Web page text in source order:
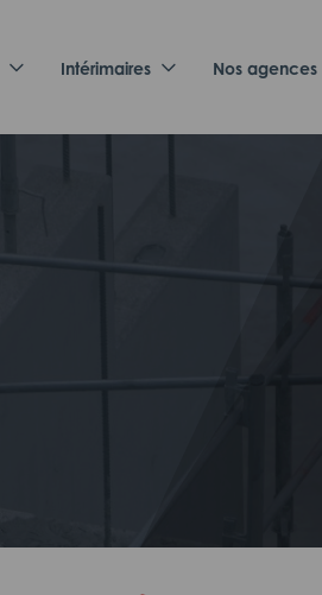
Intérimaires Nos agences